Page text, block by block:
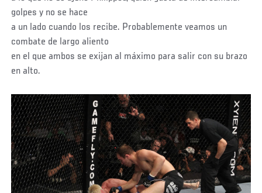
golpes y no se hace
a un lado cuando los recibe. Probablemente veamos un
combate de largo aliento
en el que ambos se exijan al máximo para salir con su brazo
en alto.